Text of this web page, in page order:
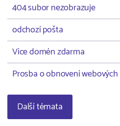
404 subor nezobrazuje
odchozí pošta
Více domén zdarma
Prosba o obnovení
Další témata